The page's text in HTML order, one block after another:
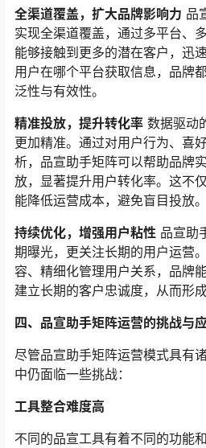
全渠道覆盖，扩大品牌影响力 品
实现全渠道覆盖，通过多平台、
能够接触到更多的潜在客户，迅
用户在哪个平台获取信息，品牌
泛性与有效性。
精准投放，提升转化率 数据驱动
更加精准。通过对用户行为、喜
析，品宣助手矩阵可以帮助品牌
放，显著提升用户转化率。这不
能降低运营成本，避免盲目投放。
持续优化，增强用户粘性 品宣助
期曝光，更关注长期的用户运营
容、精细化管理用户关系，品牌
建立长期的客户忠诚度，从而形
四、品宣助手矩阵运营的挑战与
尽管品宣助手矩阵运营模式具有
中仍面临一些挑战：
工具整合难度高
不同的品宣工具有着不同的功能